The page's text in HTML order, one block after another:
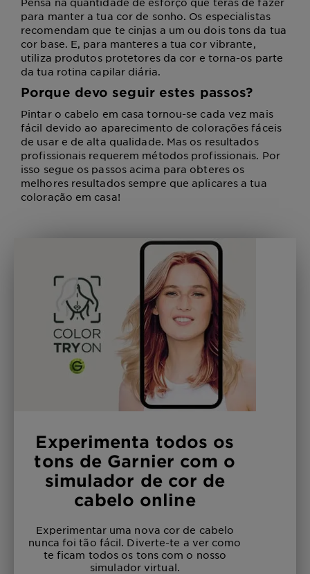
para manter a tua cor de sonho. Os especialistas
recomendam que te cinjas a um ou dois tons da tua
cor base. E, para manteres a tua cor vibrante,
utiliza produtos protetores da cor e torna-os parte
da tua rotina capilar diária.
Porque devo seguir estes passos?
Pintar o cabelo em casa tornou-se cada vez mais
fácil devido ao aparecimento de colorações fáceis
de usar e de alta qualidade. Mas os resultados
profissionais requerem métodos profissionais. Por
isso segue os passos acima para obteres os
melhores resultados sempre que aplicares a tua
coloração em casa!
Experimenta todos os
tons de Garnier com o
simulador de cor de
cabelo online
Experimentar uma nova cor de cabelo
nunca foi tão fácil. Diverte-te a ver como
te ficam todos os tons com o nosso
simulador virtual.